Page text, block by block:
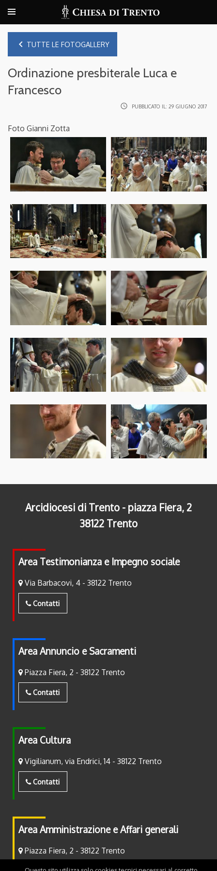
navigate_before TUTTE LE FOTOGALLERY
Ordinazione presbiterale Luca e
Francesco
access_time PUBBLICATO IL: 29 GIUGNO 2017
Foto Gianni Zotta
Arcidiocesi di Trento - piazza Fiera, 2
38122 Trento
Area Testimonianza e Impegno sociale
Via Barbacovi, 4 - 38122 Trento
Contatti
Area Annuncio e Sacramenti
Piazza Fiera, 2 - 38122 Trento
Contatti
Area Cultura
Vigilianum, via Endrici, 14 - 38122 Trento
Contatti
Area Amministrazione e Affari generali
Piazza Fiera, 2 - 38122 Trento